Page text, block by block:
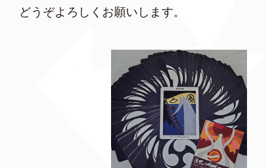
どうぞよろしくお願いします。